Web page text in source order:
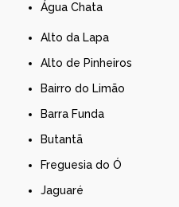
Água Chata
Alto da Lapa
Alto de Pinheiros
Bairro do Limão
Barra Funda
Butantã
Freguesia do Ó
Jaguaré